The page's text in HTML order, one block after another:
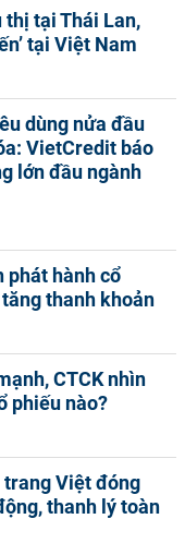
thị tại Thái Lan,
tại Việt Nam
dùng nửa đầu
VietCredit báo
lớn đầu ngành
phát hành cổ
thanh khoản
CTCK nhìn
phiếu nào?
Việt đóng
thanh lý toàn